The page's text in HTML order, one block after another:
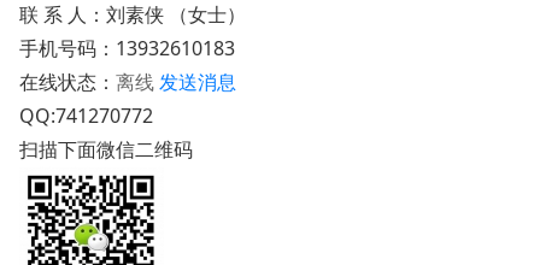
联 系 人：刘素侠 （女士）
手机号码： 13932610183
在线状态： 离线发送消息
QQ:741270772
扫描下面微信二维码